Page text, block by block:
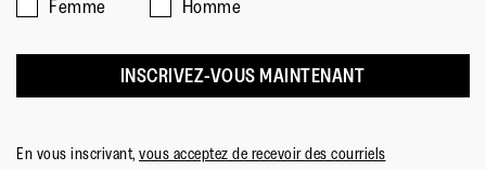
Femme Homme
INSCRIVEZ-VOUS MAINTENANT
En vous inscrivant, vous acceptez de recevoir des courriels